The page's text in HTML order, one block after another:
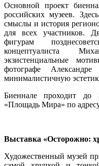
Основной проект
российских музеев.
смыслы и история
для всех участников.
фигурам
концептуалиста
экзистенциальные
фотографе
минималистичную
Биеннале проходит
«Площадь Мира» по
Выставка «Осторожно:
Художественный музей